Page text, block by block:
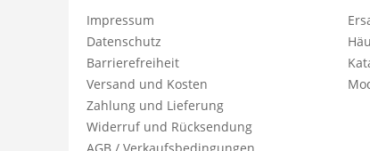
Impressum
Datenschutz
Barrierefreiheit
Versand und Kosten
Zahlung und Lieferung
Widerruf und Rücksendung